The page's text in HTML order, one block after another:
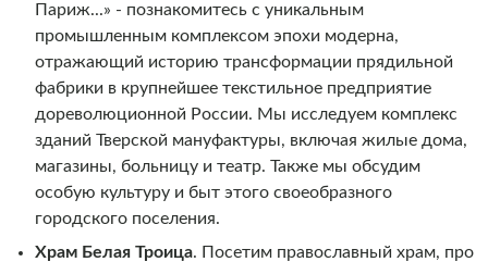
Париж...» - познакомитесь с уникальным
промышленным комплексом эпохи модерна,
отражающий историю трансформации прядильной
фабрики в крупнейшее текстильное предприятие
дореволюционной России. Мы исследуем комплекс
зданий Тверской мануфактуры, включая жилые дома,
магазины, больницу и театр. Также мы обсудим
особую культуру и быт этого своеобразного
городского поселения.
Храм Белая Троица. Посетим православный храм, про